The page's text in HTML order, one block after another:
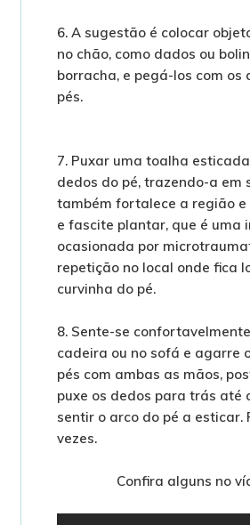
6. A sugestão é colocar
no chão, como dados ou
borracha, e pegá-los com os
pés.
7. Puxar uma toalha
dedos do pé, trazendo-a em
também fortalece a região
e fascite plantar, que é uma
ocasionada por
repetição no local onde fica
curvinha do pé.
8. Sente-se
cadeira ou no sofá e agarre
pés com ambas as mãos,
puxe os dedos para trás até
sentir o arco do pé a esticar.
vezes.
Confira alguns no